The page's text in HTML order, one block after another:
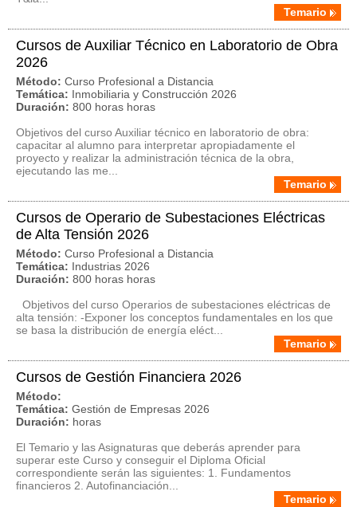
Temario
Cursos de Auxiliar Técnico en Laboratorio de Obra
2026
Método: Curso Profesional a Distancia
Temática: Inmobiliaria y Construcción 2026
Duración: 800 horas horas
Objetivos del curso Auxiliar técnico en laboratorio de obra:
capacitar al alumno para interpretar apropiadamente el
proyecto y realizar la administración técnica de la obra,
ejecutando las me...
Temario
Cursos de Operario de Subestaciones Eléctricas
de Alta Tensión 2026
Método: Curso Profesional a Distancia
Temática: Industrias 2026
Duración: 800 horas horas
Objetivos del curso Operarios de subestaciones eléctricas de
alta tensión: -Exponer los conceptos fundamentales en los que
se basa la distribución de energía eléct...
Temario
Cursos de Gestión Financiera 2026
Método:
Temática: Gestión de Empresas 2026
Duración: horas
El Temario y las Asignaturas que deberás aprender para
superar este Curso y conseguir el Diploma Oficial
correspondiente serán las siguientes: 1. Fundamentos
financieros 2. Autofinanciación...
Temario